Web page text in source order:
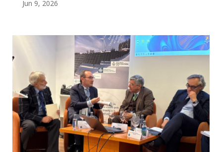
Jun 9, 2026